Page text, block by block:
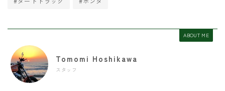
ABOUT ME
Tomomi Hoshikawa
スタッフ